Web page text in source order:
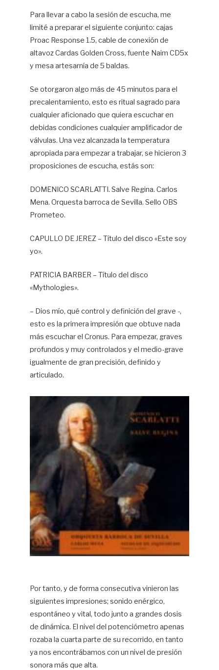
Para llevar a cabo la sesión de escucha, me
limité a preparar el siguiente conjunto: cajas
Proac Response 1.5, cable de conexión de
altavoz Cardas Golden Cross, fuente Naim CD5x
y mesa artesarnía de 5 baldas.
Se otorgaron algo más de 45 minutos para el
precalentamiento, esto es ritual sagrado para
cualquier aficionado que quiera escuchar en
debidas condiciones cualquier amplificador de
válvulas. Una vez alcanzada la temperatura
apropiada para empezar a trabajar, se hicieron 3
proposiciones de escucha, estás son:
DOMENICO SCARLATTI. Salve Regina. Carlos
Mena. Orquesta barroca de Sevilla. Sello OBS
Prometeo.
CAPULLO DE JEREZ – Título del disco «Este soy
yo».
PATRICIA BARBER – Título del disco
«Mythologies».
– Dios mío, qué control y definición del grave -,
esto es la primera impresión que obtuve nada
más escuchar el Cronus. Para empezar, graves
profundos y muy controlados y el medio-grave
igualmente de gran precisión, definido y
articulado.
Por tanto, y de forma consecutiva vinieron las
siguientes impresiones; sonido enérgico,
espontáneo y vital, todo junto a grandes dosis
de dinámica. El nivel del potenciómetro apenas
rozaba la cuarta parte de su recorrido, en tanto
ya nos encontrábamos con un nivel de presión
sonora más que alta.